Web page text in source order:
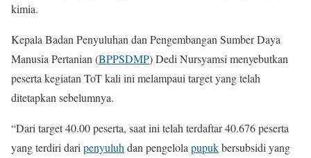
kimia.
Kepala Badan Penyuluhan dan Pengembangan Sumber Daya
Manusia Pertanian (BPPSDMP) Dedi Nursyamsi menyebutkan
peserta kegiatan ToT kali ini melampaui target yang telah
ditetapkan sebelumnya.
“Dari target 40.00 peserta, saat ini telah terdaftar 40.676 peserta
yang terdiri dari penyuluh dan pengelola pupukbersubsidi yang